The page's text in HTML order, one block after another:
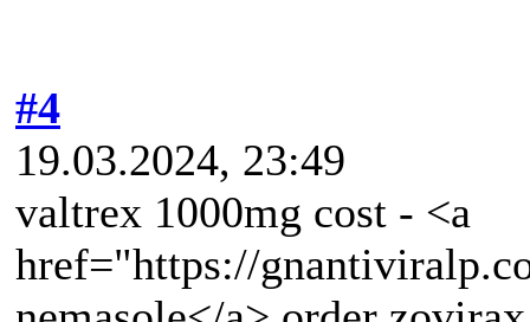
#4
19.03.2024, 23:49
valtrex 1000mg cost - <a
href="https://